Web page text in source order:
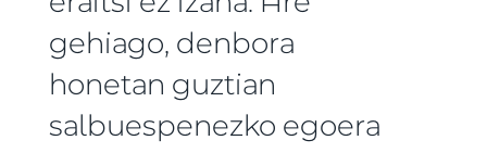
gehiago, denbora
honetan guztian
salbuespenezko egoera